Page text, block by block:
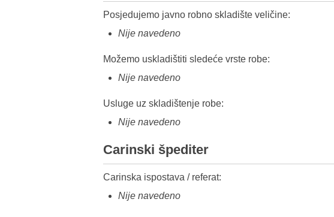
Posjedujemo javno robno skladište veličine:
Nije navedeno
Možemo uskladištiti sledeće vrste robe:
Nije navedeno
Usluge uz skladištenje robe:
Nije navedeno
Carinski špediter
Carinska ispostava / referat:
Nije navedeno